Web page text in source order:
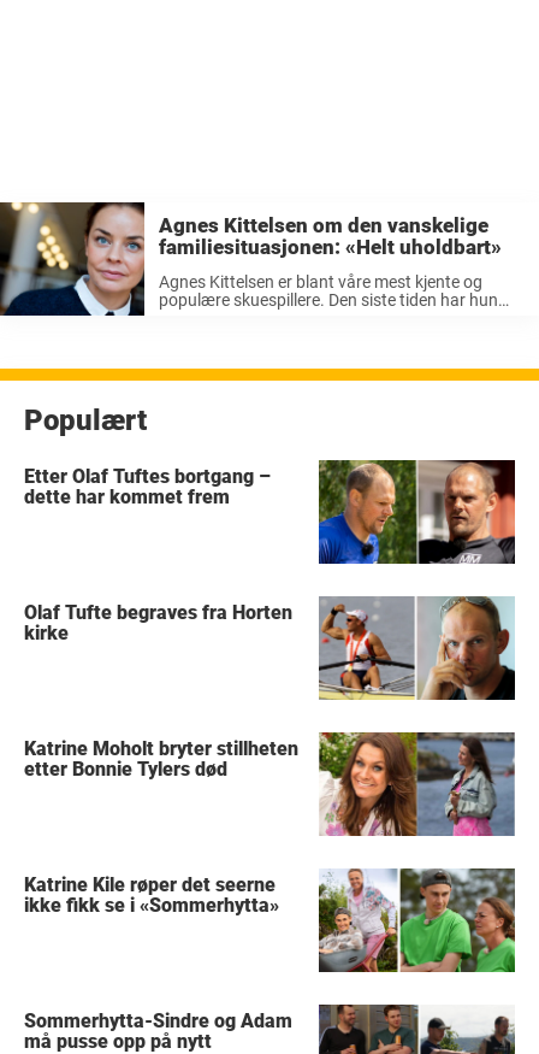
Agnes Kittelsen om den vanskelige
familiesituasjonen: «Helt uholdbart»
Agnes Kittelsen er blant våre mest kjente og
populære skuespillere. Den siste tiden har hun
Populært
Etter Olaf Tuftes bortgang –
dette har kommet frem
Olaf Tufte begraves fra Horten
kirke
Katrine Moholt bryter stillheten
etter Bonnie Tylers død
Katrine Kile røper det seerne
ikke fikk se i «Sommerhytta»
Sommerhytta-Sindre og Adam
må pusse opp på nytt